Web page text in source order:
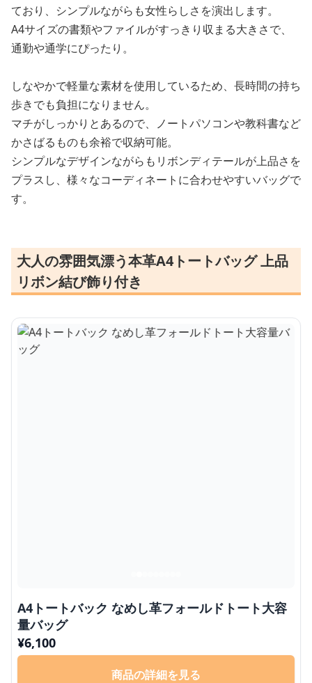
ており、シンプルながらも女性らしさを演出します。
A4サイズの書類やファイルがすっきり収まる大きさで、
通勤や通学にぴったり。
しなやかで軽量な素材を使用しているため、長時間の持ち
歩きでも負担になりません。
マチがしっかりとあるので、ノートパソコンや教科書など
かさばるものも余裕で収納可能。
シンプルなデザインながらもリボンディテールが上品さを
プラスし、様々なコーディネートに合わせやすいバッグで
す。
大人の雰囲気漂う本革A4トートバッグ 上品
リボン結び飾り付き
A4トートバック なめし革フォールドトート大容
量バッグ
¥6,100
商品の詳細を見る